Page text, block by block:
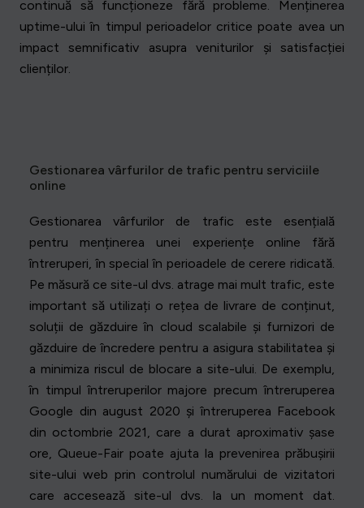
continuă să funcționeze fără probleme. Menținerea
uptime-ului în timpul perioadelor critice poate avea un
impact semnificativ asupra veniturilor și satisfacției
clienților.
Gestionarea vârfurilor de trafic pentru serviciile
online
Gestionarea vârfurilor de trafic este esențială
pentru menținerea unei experiențe online fără
întreruperi, în special în perioadele de cerere ridicată.
Pe măsură ce site-ul dvs. atrage mai mult trafic, este
important să utilizați o rețea de livrare de conținut,
soluții de găzduire în cloud scalabile și furnizori de
găzduire de încredere pentru a asigura stabilitatea și
a minimiza riscul de blocare a site-ului. De exemplu,
în timpul întreruperilor majore precum întreruperea
Google din august 2020 și întreruperea Facebook
din octombrie 2021, care a durat aproximativ șase
ore, Queue-Fair poate ajuta la prevenirea prăbușirii
site-ului web prin controlul numărului de vizitatori
care accesează site-ul dvs. la un moment dat.